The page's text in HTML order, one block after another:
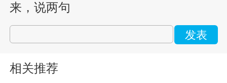
来，说两句
发表
相关推荐